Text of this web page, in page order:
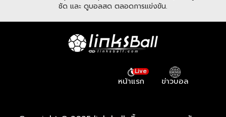
ชัด และ ดูบอลสด ตลอดการแข่งขัน.
ข่าวบอล
Live
หน้าแรก